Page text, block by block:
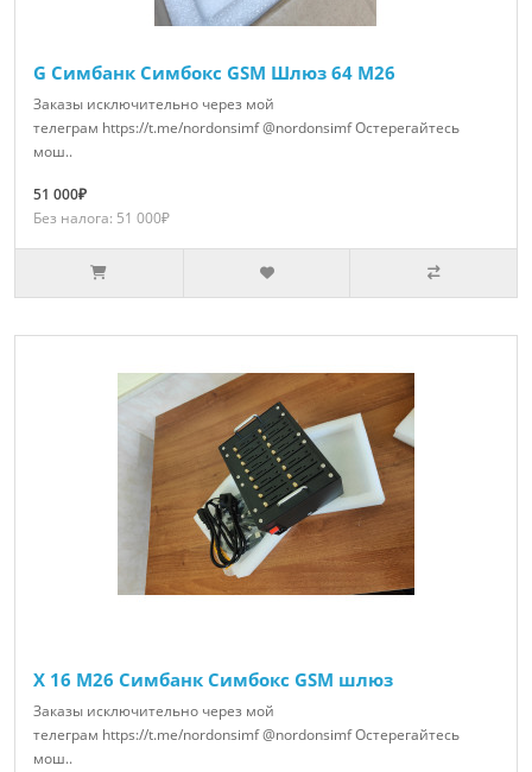
G Симбанк Симбокс GSM Шлюз 64 M26
Заказы исключительно через мой
телеграм https://t.me/nordonsimf @nordonsimf Остерегайтесь
мош..
51 000₽
Без налога: 51 000₽
X 16 M26 Симбанк Симбокс GSM шлюз
Заказы исключительно через мой
телеграм https://t.me/nordonsimf @nordonsimf Остерегайтесь
мош..